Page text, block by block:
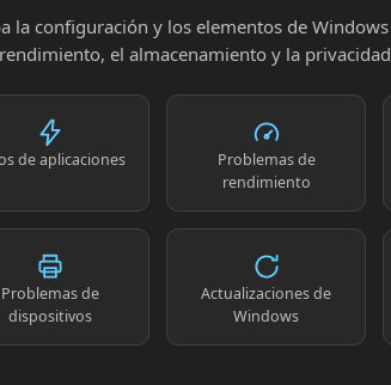
la configuración y los elementos de
el almacenamiento y la
de aplicaciones
Problemas de
rendimiento
Problemas de
dispositivos
Actualizaciones de
Windows